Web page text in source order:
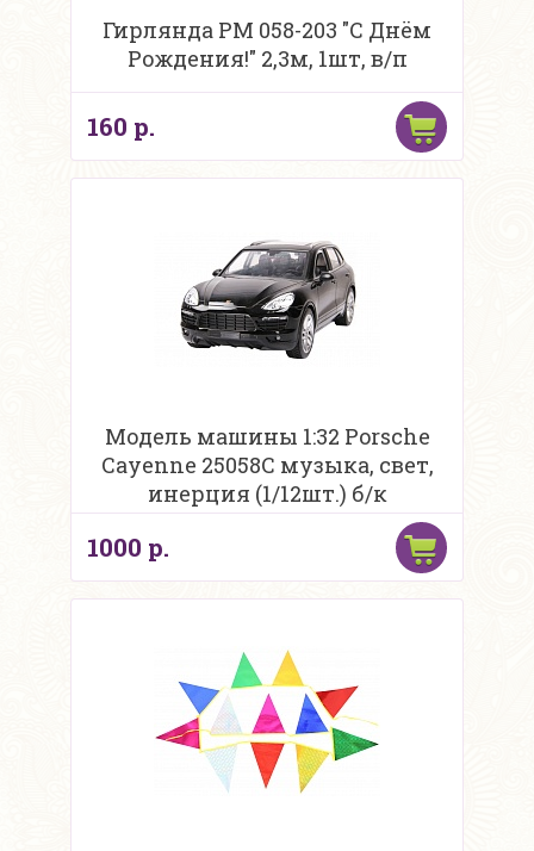
Гирлянда PM 058-203 "С Днём
Рождения!" 2,3м, 1шт, в/п
160 р.
Модель машины 1:32 Porsche
Cayenne 25058С музыка, свет,
инерция (1/12шт.) б/к
1000 р.